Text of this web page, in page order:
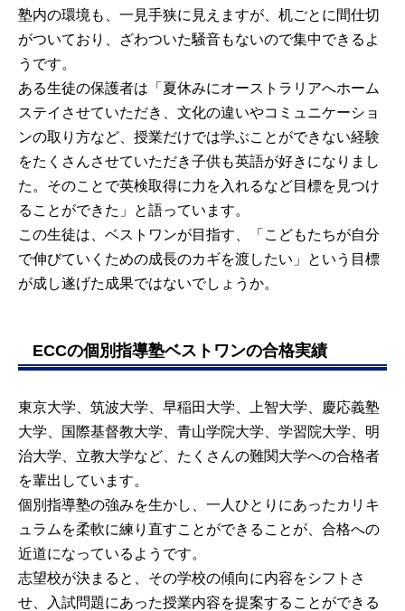
塾内の環境も、一見手狭に見えますが、机ごとに間仕切
がついており、ざわついた騒音もないので集中できるよ
うです。
ある生徒の保護者は「夏休みにオーストラリアへホーム
ステイさせていただき、文化の違いやコミュニケーショ
ンの取り方など、授業だけでは学ぶことができない経験
をたくさんさせていただき子供も英語が好きになりまし
た。そのことで英検取得に力を入れるなど目標を見つけ
ることができた」と語っています。
この生徒は、ベストワンが目指す、「こどもたちが自分
で伸びていくための成長のカギを渡したい」という目標
が成し遂げた成果ではないでしょうか。
ECCの個別指導塾ベストワンの合格実績
東京大学、筑波大学、早稲田大学、上智大学、慶応義塾
大学、国際基督教大学、青山学院大学、学習院大学、明
治大学、立教大学など、たくさんの難関大学への合格者
を輩出しています。
個別指導塾の強みを生かし、一人ひとりにあったカリキ
ュラムを柔軟に練り直すことができることが、合格への
近道になっているようです。
志望校が決まると、その学校の傾向に内容をシフトさ
せ、入試問題にあった授業内容を提案することができる